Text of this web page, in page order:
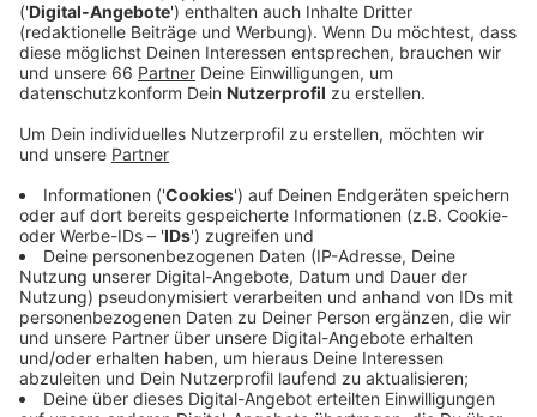
Veröffentlicht:Sonntag, 10.09.2023 08:51
Anzeige
lässt sich die Eröffnungsfeier der 6. Invictus Games
zusammenfassen. Neben der Eröffnungsrede von
Prinz Harry, haben auch OB Keller,
Verteidigungsminister Boris Pistorius und
Bundeskanzler Scholz das Wort ergriffen. Emotional
wurde es dann bei der Geschichte einer der
Teilnehmenden; sie schilderte, wie der Sport ihr dabei
geholfen hat, wieder zurück ins Leben zu finden.